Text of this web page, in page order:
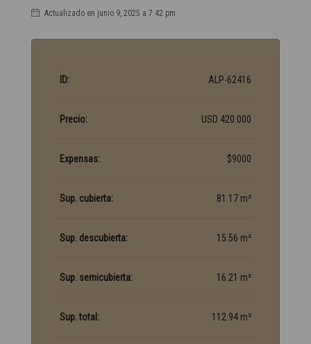
Actualizado en junio 9, 2025 a 7:42 pm
ID: ALP-62416
Precio: USD 420.000
Expensas: $9000
Sup. cubierta: 81.17 m²
Sup. descubierta: 15.56 m²
Sup. semicubierta: 16.21 m²
Sup. total: 112.94 m²